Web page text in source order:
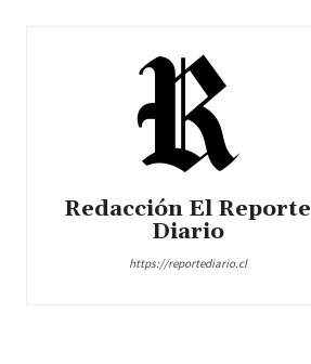
Redacción El Reporte
Diario
https://reportediario.cl